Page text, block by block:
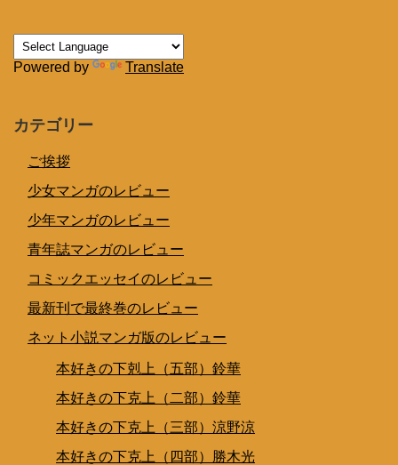
Powered by Translate
カテゴリー
ご挨拶
少女マンガのレビュー
少年マンガのレビュー
青年誌マンガのレビュー
コミックエッセイのレビュー
最新刊で最終巻のレビュー
ネット小説マンガ版のレビュー
本好きの下剋上（五部）鈴華
本好きの下克上（二部）鈴華
本好きの下克上（三部）涼野涼
本好きの下克上（四部）勝木光